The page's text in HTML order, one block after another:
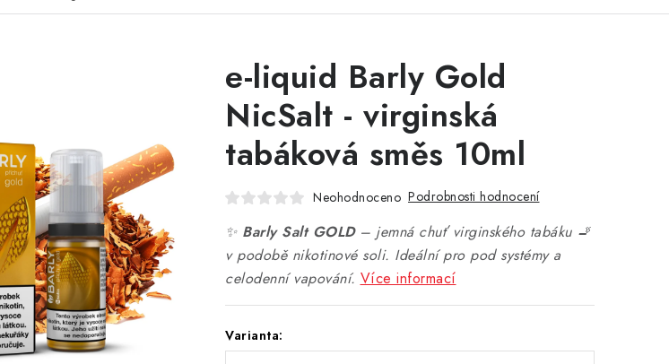
e-liquid Barly Gold
NicSalt - virginská
tabáková směs 10ml
Neohodnoceno Podrobnosti hodnocení
✨ Barly Salt GOLD– jemná chuť virginského tabáku 🚬
v podobě nikotinové soli. Ideální pro pod systémy a
celodenní vapování. Více informací
Varianta: